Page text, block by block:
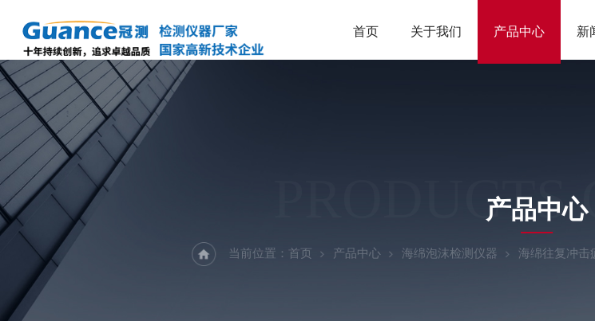
首页 关于我们 产品中心 新
PRODUCTS
产品中心
当前位置： 首页 产品中心 海绵泡沫检测仪器 海绵往复冲击